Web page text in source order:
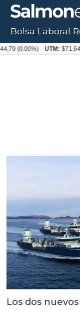
Los dos
Bolsa Laboral
UTM: $71.649